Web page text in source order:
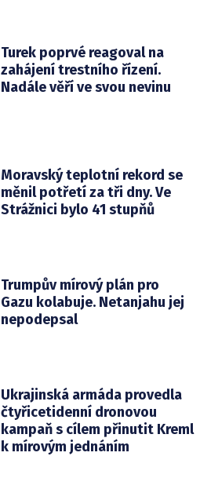
Turek poprvé reagoval na
zahájení trestního řízení.
Nadále věří ve svou nevinu
Moravský teplotní rekord se
měnil potřetí za tři dny. Ve
Strážnici bylo 41 stupňů
Trumpův mírový plán pro
Gazu kolabuje. Netanjahu jej
nepodepsal
Ukrajinská armáda provedla
čtyřicetidenní dronovou
kampaň s cílem přinutit Kreml
k mírovým jednáním